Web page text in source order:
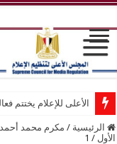
الأعلى للإعلام يختتم
الرئيسية / مكرم محمد أحمد:
الأول /
1